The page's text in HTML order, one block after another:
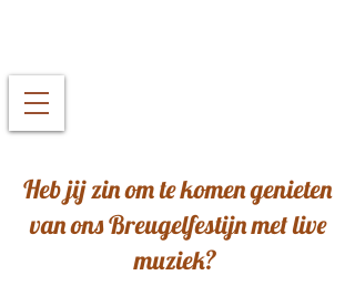
Heb jij zin om te komen genieten
van ons Breugelfestijn met live
muziek?